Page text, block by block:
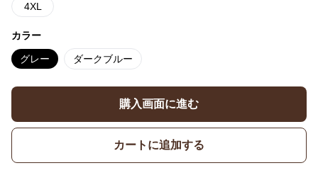
4XL
カラー
グレー ダークブルー
購入画面に進む
カートに追加する